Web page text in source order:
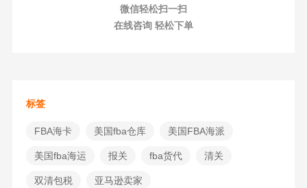
微信轻松扫一扫
在线咨询 轻松下单
标签
FBA海卡 美国fba仓库 美国FBA海派
美国fba海运 报关 fba货代 清关
双清包税 亚马逊卖家